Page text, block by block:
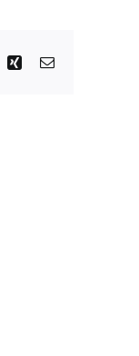
Xing Correo